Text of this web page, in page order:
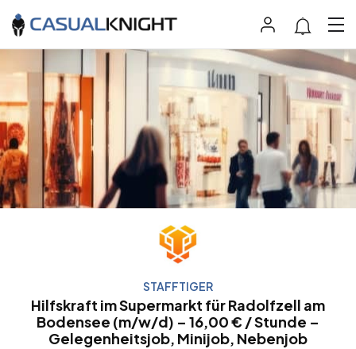
STAFFTIGER
Hilfskraft im Supermarkt für Radolfzell am
Bodensee (m/w/d) – 16,00 € / Stunde –
Gelegenheitsjob, Minijob, Nebenjob